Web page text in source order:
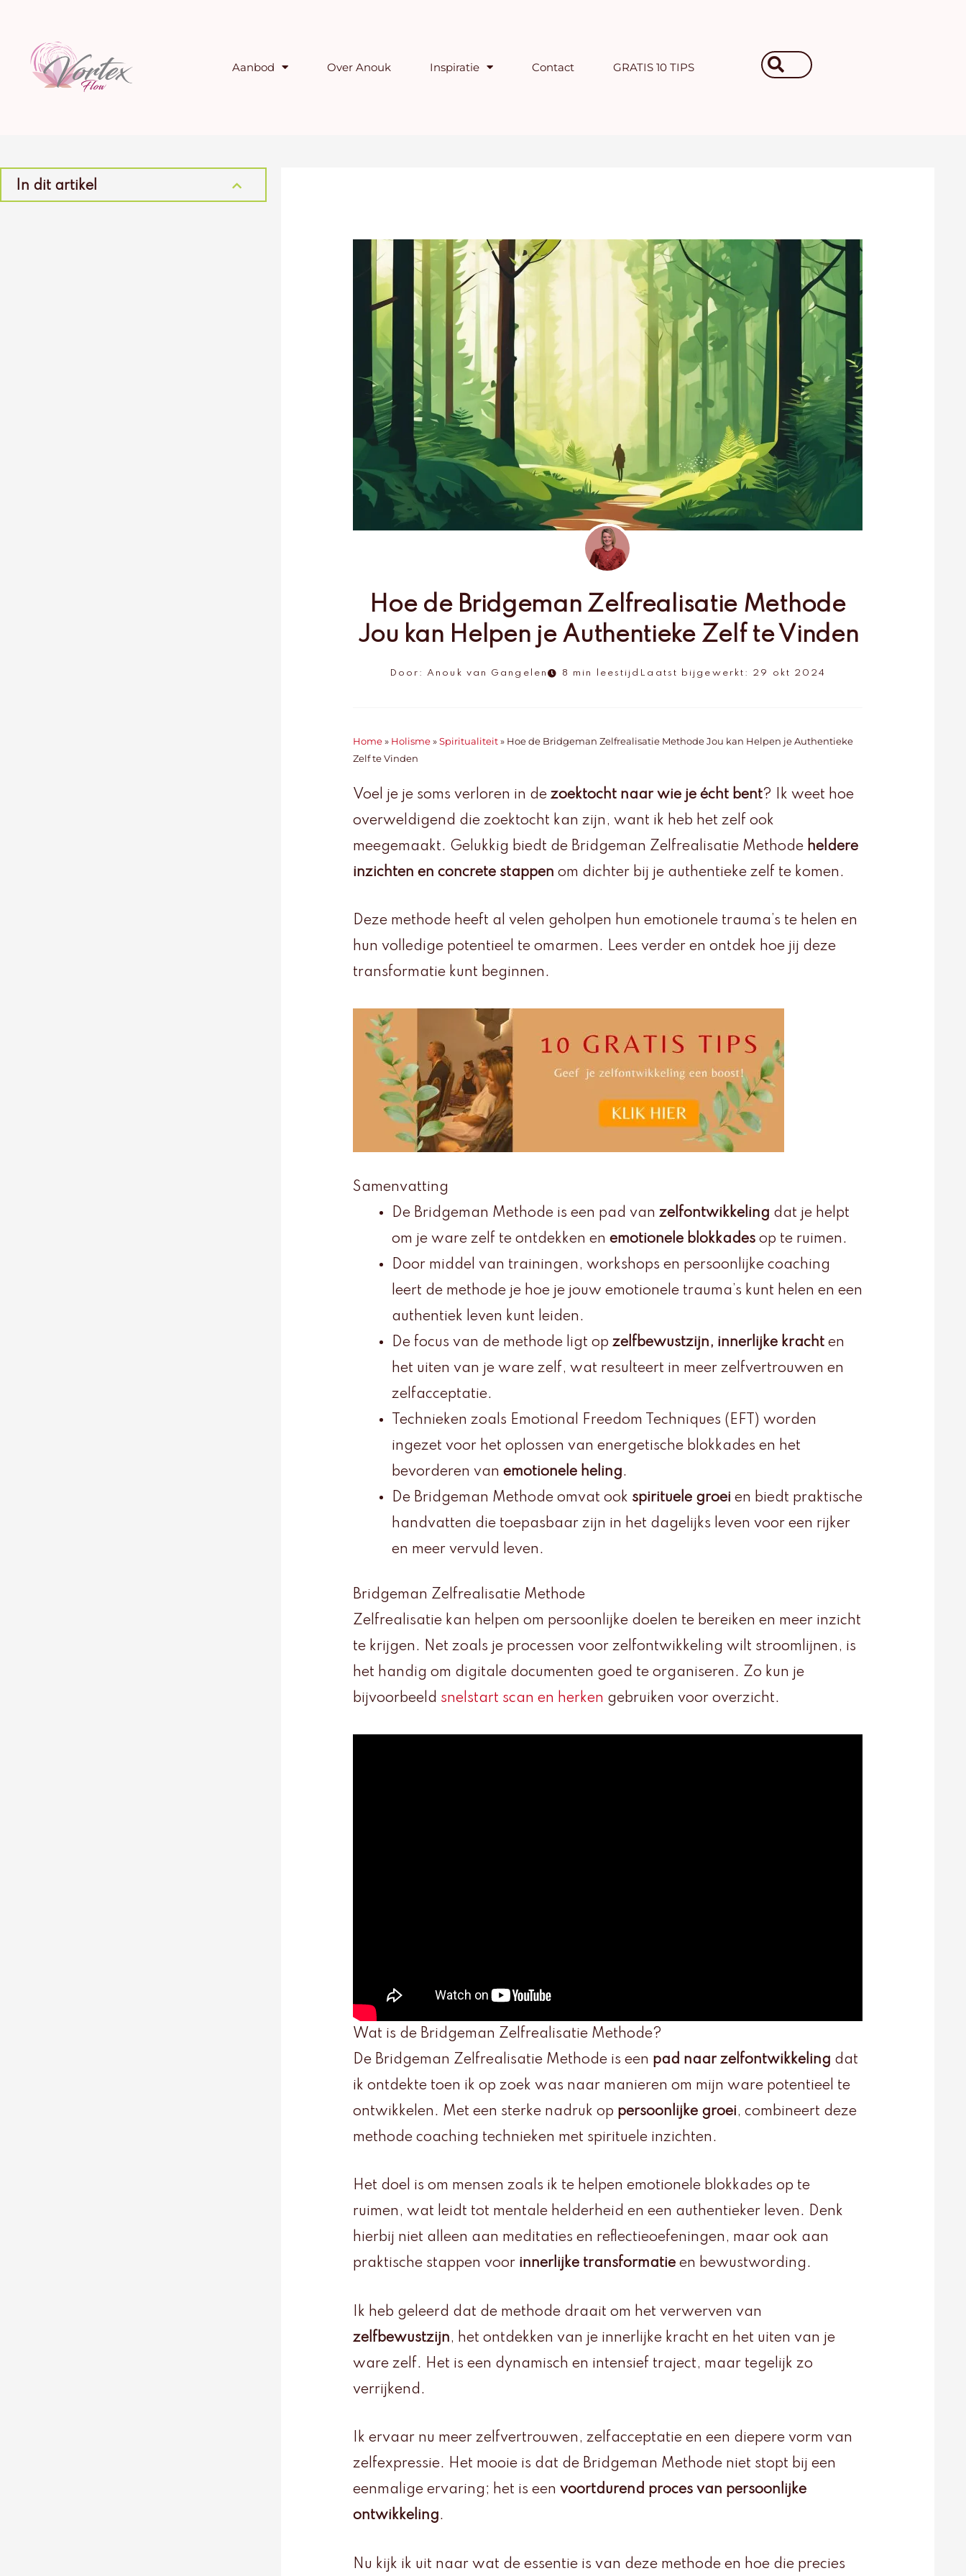
inhoud
Aanbod Over Anouk Inspiratie Contact GRATIS 10 TIPS
Search
...
In dit artikel
Hoe de Bridgeman Zelfrealisatie Methode
Jou kan Helpen je Authentieke Zelf te Vinden
Door: Anouk van Gangelen 8 min leestijd Laatst bijgewerkt: 29 okt 2024
Home » Holisme » Spiritualiteit » Hoe de Bridgeman Zelfrealisatie Methode Jou kan Helpen je Authentieke
Zelf te Vinden
Voel je je soms verloren in de zoektocht naar wie je écht bent? Ik weet hoe
overweldigend die zoektocht kan zijn, want ik heb het zelf ook
meegemaakt. Gelukkig biedt de Bridgeman Zelfrealisatie Methode heldere
inzichten en concrete stappen om dichter bij je authentieke zelf te komen.
Deze methode heeft al velen geholpen hun emotionele trauma’s te helen en
hun volledige potentieel te omarmen. Lees verder en ontdek hoe jij deze
transformatie kunt beginnen.
Samenvatting
De Bridgeman Methode is een pad van zelfontwikkeling dat je helpt
om je ware zelf te ontdekken en emotionele blokkades op te ruimen.
Door middel van trainingen, workshops en persoonlijke coaching
leert de methode je hoe je jouw emotionele trauma’s kunt helen en een
authentiek leven kunt leiden.
De focus van de methode ligt op zelfbewustzijn, innerlijke kracht en
het uiten van je ware zelf, wat resulteert in meer zelfvertrouwen en
zelfacceptatie.
Technieken zoals Emotional Freedom Techniques (EFT) worden
ingezet voor het oplossen van energetische blokkades en het
bevorderen van emotionele heling.
De Bridgeman Methode omvat ook spirituele groei en biedt praktische
handvatten die toepasbaar zijn in het dagelijks leven voor een rijker
en meer vervuld leven.
Bridgeman Zelfrealisatie Methode
Zelfrealisatie kan helpen om persoonlijke doelen te bereiken en meer inzicht
te krijgen. Net zoals je processen voor zelfontwikkeling wilt stroomlijnen, is
het handig om digitale documenten goed te organiseren. Zo kun je
bijvoorbeeld snelstart scan en herken gebruiken voor overzicht.
Wat is de Bridgeman Zelfrealisatie Methode?
De Bridgeman Zelfrealisatie Methode is een pad naar zelfontwikkeling dat
ik ontdekte toen ik op zoek was naar manieren om mijn ware potentieel te
ontwikkelen. Met een sterke nadruk op persoonlijke groei, combineert deze
methode coaching technieken met spirituele inzichten.
Het doel is om mensen zoals ik te helpen emotionele blokkades op te
ruimen, wat leidt tot mentale helderheid en een authentieker leven. Denk
hierbij niet alleen aan meditaties en reflectieoefeningen, maar ook aan
praktische stappen voor innerlijke transformatie en bewustwording.
Ik heb geleerd dat de methode draait om het verwerven van
zelfbewustzijn, het ontdekken van je innerlijke kracht en het uiten van je
ware zelf. Het is een dynamisch en intensief traject, maar tegelijk zo
verrijkend.
Ik ervaar nu meer zelfvertrouwen, zelfacceptatie en een diepere vorm van
zelfexpressie. Het mooie is dat de Bridgeman Methode niet stopt bij een
eenmalige ervaring; het is een voortdurend proces van persoonlijke
ontwikkeling.
Nu kijk ik uit naar wat de essentie is van deze methode en hoe die precies